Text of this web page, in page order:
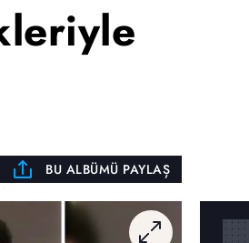
BU ALBÜMÜ PAYLAŞ